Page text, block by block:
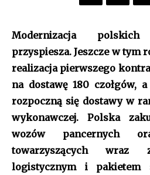
Modernizacja
przyspiesza. Jeszcze w tym
realizacja pierwszego
na dostawę 180 czołgów,
rozpoczną się dostawy w
wykonawczej. Polska
wozów pancernych
towarzyszących wraz
logistycznym i pakietem